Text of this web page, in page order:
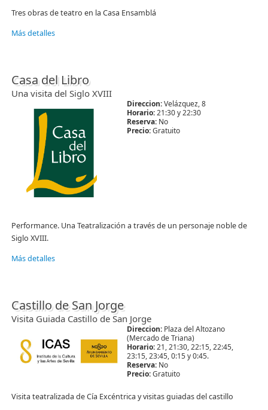
Tres obras de teatro en la Casa Ensamblá
Más detalles
Casa del Libro
Una visita del Siglo XVIII
Direccion:Velázquez, 8
Horario:21:30 y 22:30
Reserva:No
Precio:Gratuito
Performance. Una Teatralización a través de un personaje noble de
Siglo XVIII.
Más detalles
Castillo de San Jorge
Visita Guiada Castillo de San Jorge
Direccion:Plaza del Altozano
(Mercado de Triana)
Horario:21, 21:30, 22:15, 22:45,
23:15, 23:45, 0:15 y 0:45.
Reserva:No
Precio:Gratuito
Visita teatralizada de Cía Excéntrica y visitas guiadas del castillo